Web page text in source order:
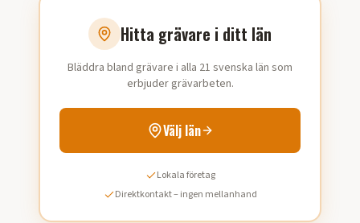
Hitta grävare i ditt län
Bläddra bland grävare i alla 21 svenska län som
erbjuder grävarbeten.
Välj län
Lokala företag
Direktkontakt – ingen mellanhand